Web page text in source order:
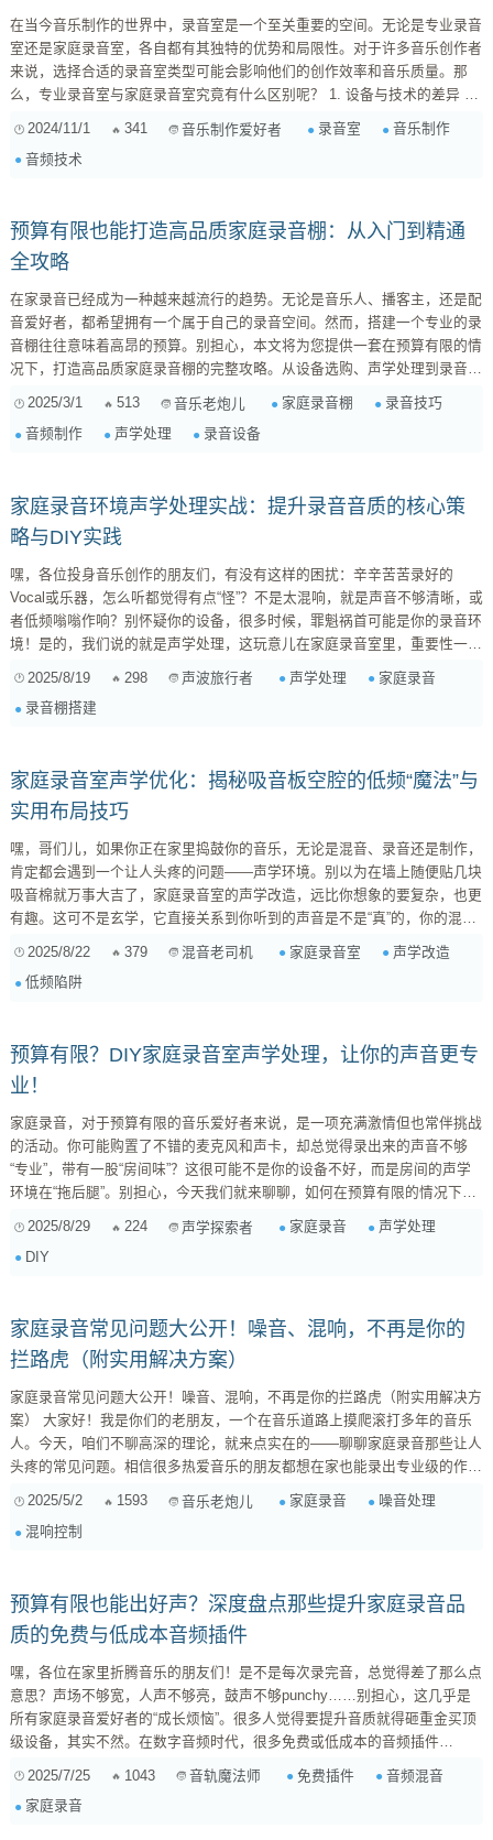
在当今音乐制作的世界中，录音室是一个至关重要的空间。无论是专业录音
室还是家庭录音室，各自都有其独特的优势和局限性。对于许多音乐创作者
来说，选择合适的录音室类型可能会影响他们的创作效率和音乐质量。那
么，专业录音室与家庭录音室究竟有什么区别呢？ 1. 设备与技术的差异 专
业录音室通常配备了高端音频设备，如优质麦克风、专业音频接口、混音台
以及高性能的监听音箱。这些设备不仅价格昂贵，而且能提供更高的音质和
更丰富的音频处理选项。相比之下，家庭录音室的设备往往较为简单，可能
2024/11/1 341 音乐制作爱好者 录音室
音乐制作
音频技术
预算有限也能打造高品质家庭录音棚：从入门到精通
全攻略
在家录音已经成为一种越来越流行的趋势。无论是音乐人、播客主，还是配
音爱好者，都希望拥有一个属于自己的录音空间。然而，搭建一个专业的录
音棚往往意味着高昂的预算。别担心，本文将为您提供一套在预算有限的情
况下，打造高品质家庭录音棚的完整攻略。从设备选购、声学处理到录音技
巧，一应俱全，让您用有限的资金，实现无限的创作可能。 一、明确需求
与预算：打好基础的第一步 在开始任何项目之前，明确需求和预算是至关
重要的。这就像盖房子，首先要确定房子的用途、大小，以及你能承受的造
2025/3/1 513 音乐老炮儿 家庭录音棚
录音技巧
音频制作
声学处理 录音设备
家庭录音环境声学处理实战：提升录音音质的核心策
略与DIY实践
嘿，各位投身音乐创作的朋友们，有没有这样的困扰：辛辛苦苦录好的
Vocal或乐器，怎么听都觉得有点“怪”？不是太混响，就是声音不够清晰，或
者低频嗡嗡作响？别怀疑你的设备，很多时候，罪魁祸首可能是你的录音环
境！是的，我们说的就是声学处理，这玩意儿在家庭录音室里，重要性一点
下，你的声音，从麦克风进去之前，已经在房间里“跳舞”了好几圈。这些“舞
蹈”就是声波的反射。一个没有经过声学处理的房间，声波会在硬质墙壁、
2025/8/19 298 声波旅行者 声学处理
家庭录音
录音棚搭建
家庭录音室声学优化：揭秘吸音板空腔的低频“魔法”与
实用布局技巧
嘿，哥们儿，如果你正在家里捣鼓你的音乐，无论是混音、录音还是制作，
肯定都会遇到一个让人头疼的问题——声学环境。别以为在墙上随便贴几块
吸音棉就万事大吉了，家庭录音室的声学改造，远比你想象的要复杂，也更
有趣。这可不是玄学，它直接关系到你听到的声音是不是“真”的，你的混音
室，其实就是客厅、卧室或者书房里划拉出来的一小块地方，空间通常都不
大。小空间最容易出现的就是各种声学问题： 驻波（Standing Waves）：
2025/8/22 379 混音老司机 家庭录音室
声学改造
低频陷阱
预算有限？DIY家庭录音室声学处理，让你的声音更专
业！
家庭录音，对于预算有限的音乐爱好者来说，是一项充满激情但也常伴挑战
的活动。你可能购置了不错的麦克风和声卡，却总觉得录出来的声音不够
“专业”，带有一股“房间味”？这很可能不是你的设备不好，而是房间的声学
环境在“拖后腿”。别担心，今天我们就来聊聊，如何在预算有限的情况下，
通过DIY声学处理，让你的家庭录音环境焕然一新！ 为什么房间声学处理如
都是坚硬平坦的表面，声音在其中会不断反射，产生 混响（Reverb） 、 驻
2025/8/29 224 声学探索者 家庭录音
声学处理
DIY
家庭录音常见问题大公开！噪音、混响，不再是你的
拦路虎（附实用解决方案）
家庭录音常见问题大公开！噪音、混响，不再是你的拦路虎（附实用解决方
案） 大家好！我是你们的老朋友，一个在音乐道路上摸爬滚打多年的音乐
人。今天，咱们不聊高深的理论，就来点实在的——聊聊家庭录音那些让人
头疼的常见问题。相信很多热爱音乐的朋友都想在家也能录出专业级的作
品，但现实往往是残酷的，各种噪音、混响、电磁干扰等等，简直让人崩
溃。别担心，今天我就结合我多年来的经验，以及一些朋友们反馈的问题，
给大家总结一些实用的解决方案，希望能帮助大家少走弯路，在家也能玩转
2025/5/2 1593 音乐老炮儿 家庭录音
噪音处理
混响控制
预算有限也能出好声？深度盘点那些提升家庭录音品
质的免费与低成本音频插件
嘿，各位在家里折腾音乐的朋友们！是不是每次录完音，总觉得差了那么点
意思？声场不够宽，人声不够亮，鼓声不够punchy……别担心，这几乎是
所有家庭录音爱好者的“成长烦恼”。很多人觉得要提升音质就得砸重金买顶
级设备，其实不然。在数字音频时代，很多免费或低成本的音频插件
质推到极致的痛与乐。所以，今天我来给大家盘点一些我私藏的“杀手锏”级
2025/7/25 1043 音轨魔法师 免费插件
音频混音
家庭录音